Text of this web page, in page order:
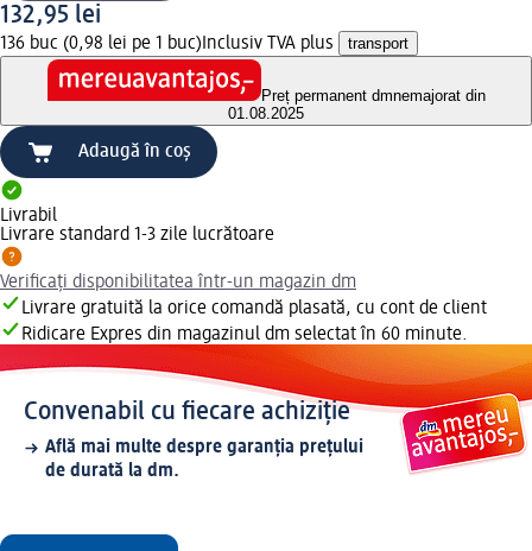
132,95 lei
136 buc (0,98 lei pe 1 buc) Inclusiv TVA plus transport
Preț permanent dmnemajorat din
01.08.2025
Adaugă în coș
Livrabil
Livrare standard 1-3 zile lucrătoare
Verificați disponibilitatea într-un magazin dm
Livrare gratuită la orice comandă plasată, cu cont de client
Ridicare Expres din magazinul dm selectat în 60 minute.
Convenabil cu fiecare achiziție
Află mai multe despre garanția prețului
de durată la dm.